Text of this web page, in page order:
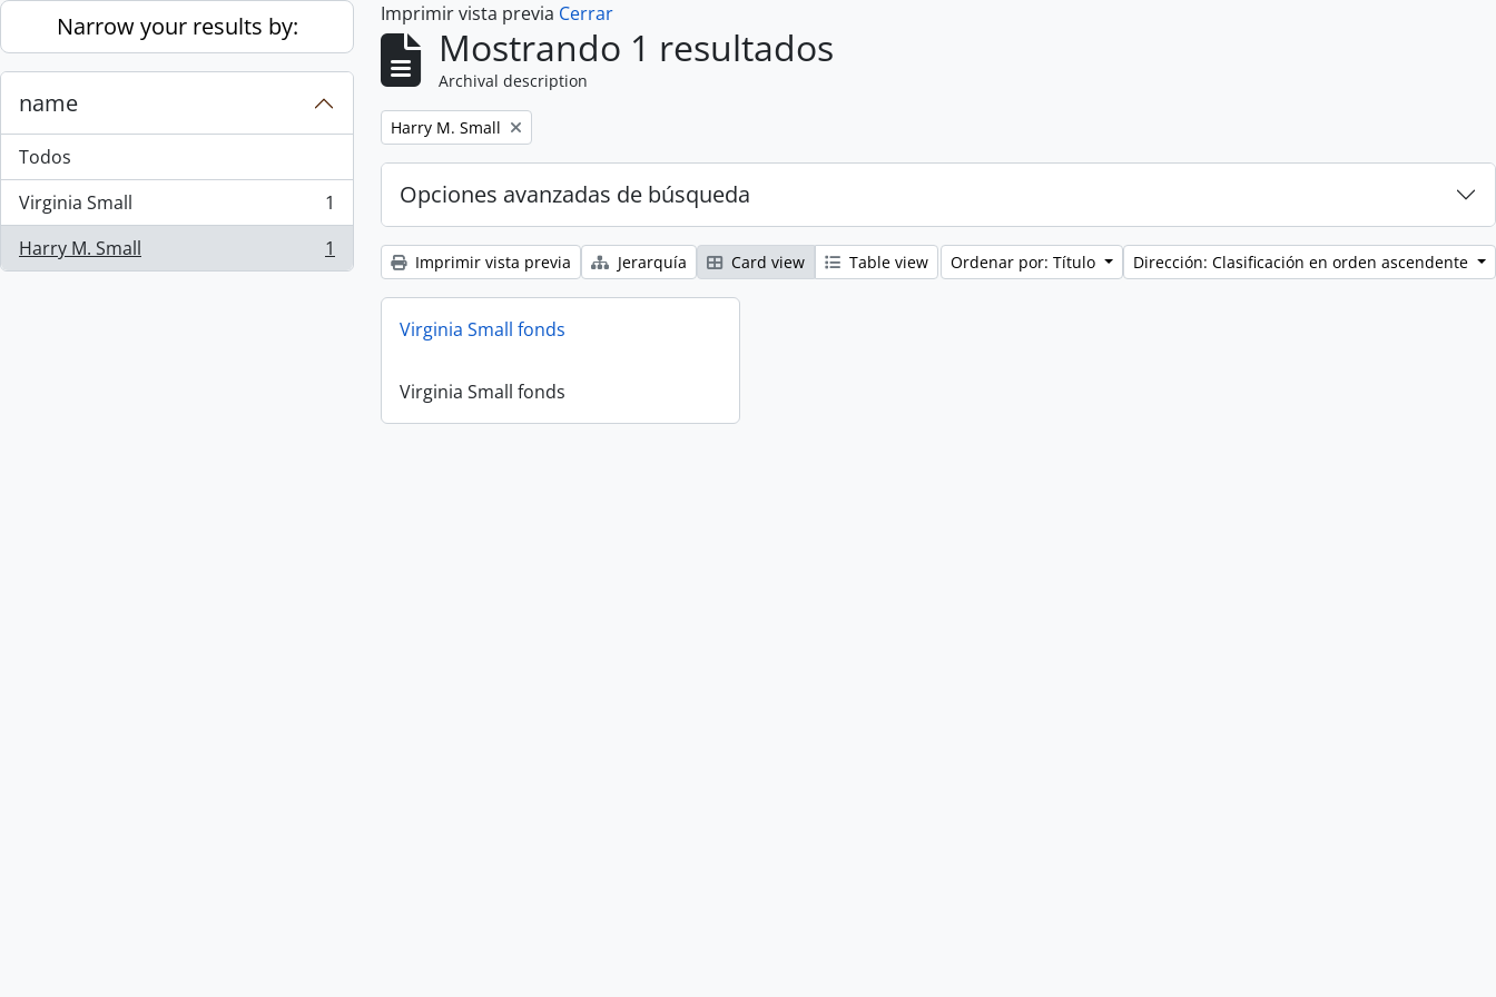
Skip to main content
Narrow your results by:
name
Todos
Virginia Small
, 1 resultados
1
Harry M. Small
, 1 resultados 1
Imprimir vista previa Cerrar
Mostrando 1 resultados
Archival description
Remove filter:
Harry M. Small
Opciones avanzadas de búsqueda
Imprimir vista previa Jerarquía Card view Table view Ordenar por: Título Dirección: Clasificación en orden ascendente
Virginia Small fonds
Virginia Small fonds